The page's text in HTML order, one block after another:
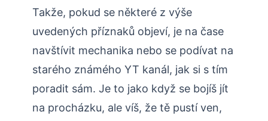
Takže, pokud se některé z výše
uvedených příznaků objeví, je na čase
navštívit mechanika nebo se podívat na
starého známého YT kanál, jak si s tím
poradit sám. Je to jako když se bojíš jít
na procházku, ale víš, že tě pustí ven,